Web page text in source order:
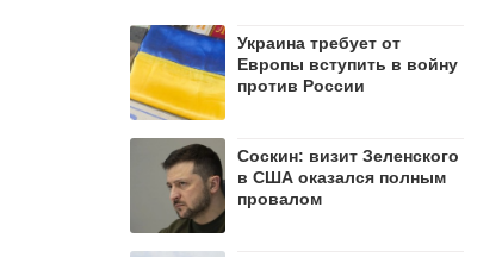
Украина требует от
Европы вступить в войну
против России
Соскин: визит Зеленского
в США оказался полным
провалом